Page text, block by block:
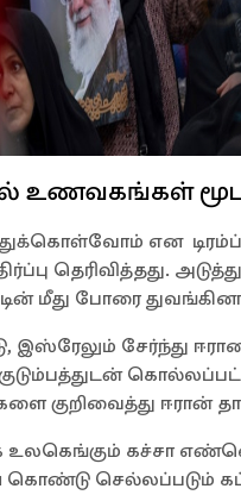
உணவகங்கள்
என டிரம்ப்
தெரிவித்தது.
மீது போரை
இஸ்ரேலும் சேர்ந்து
குறிவைத்து ஈரான்
கச்சா
செல்லப்படும்